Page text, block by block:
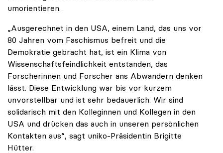
umorientieren.
„Ausgerechnet in den USA, einem Land, das uns vor
80 Jahren vom Faschismus befreit und die
Demokratie gebracht hat, ist ein Klima von
Wissenschaftsfeindlichkeit entstanden, das
Forscherinnen und Forscher ans Abwandern denken
lässt. Diese Entwicklung war bis vor kurzem
unvorstellbar und ist sehr bedauerlich. Wir sind
solidarisch mit den Kolleginnen und Kollegen in den
USA und drücken das auch in unseren persönlichen
Kontakten aus“, sagt uniko-Präsidentin Brigitte
Hütter.